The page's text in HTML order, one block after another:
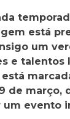
está
um
e talentos
de março,
um evento